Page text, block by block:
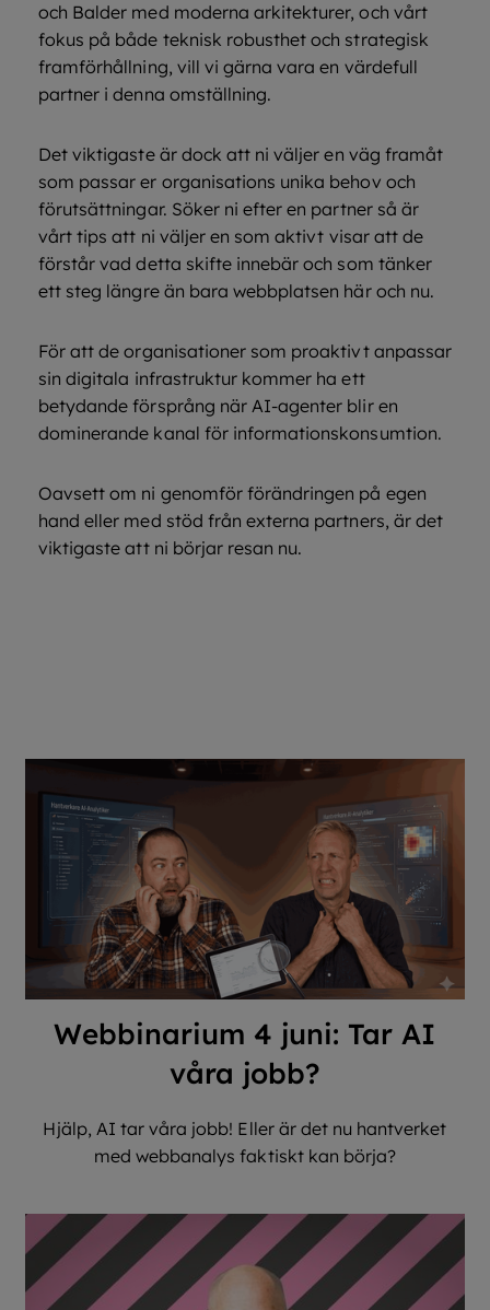
och Balder med moderna arkitekturer, och vårt
fokus på både teknisk robusthet och strategisk
framförhållning, vill vi gärna vara en värdefull
partner i denna omställning.
Det viktigaste är dock att ni väljer en väg framåt
som passar er organisations unika behov och
förutsättningar. Söker ni efter en partner så är
vårt tips att ni väljer en som aktivt visar att de
förstår vad detta skifte innebär och som tänker
ett steg längre än bara webbplatsen här och nu.
För att de organisationer som proaktivt anpassar
sin digitala infrastruktur kommer ha ett
betydande försprång när AI-agenter blir en
dominerande kanal för informationskonsumtion.
Oavsett om ni genomför förändringen på egen
hand eller med stöd från externa partners, är det
viktigaste att ni börjar resan nu.
Webbinarium 4 juni: Tar AI
våra jobb?
Hjälp, AI tar våra jobb! Eller är det nu hantverket
med webbanalys faktiskt kan börja?